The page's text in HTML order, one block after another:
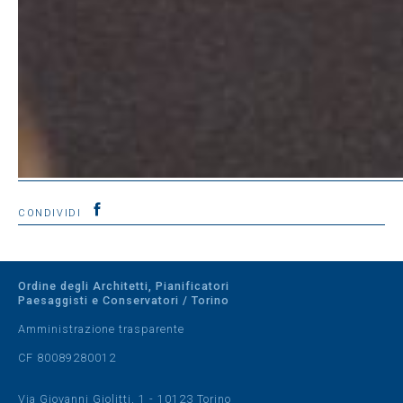
CONDIVIDI
Ordine degli Architetti, Pianificatori
Paesaggisti e Conservatori / Torino
Amministrazione trasparente
CF 80089280012
Via Giovanni Giolitti, 1 - 10123 Torino